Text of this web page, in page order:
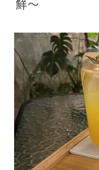
鮮～